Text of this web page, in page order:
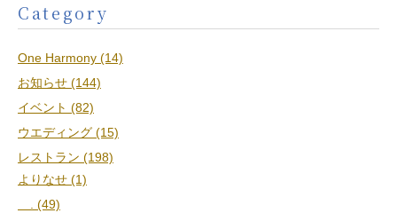
Category
One Harmony (14)
お知らせ (144)
イベント (82)
ウエディング (15)
レストラン (198)
よりなせ (1)
. (49)